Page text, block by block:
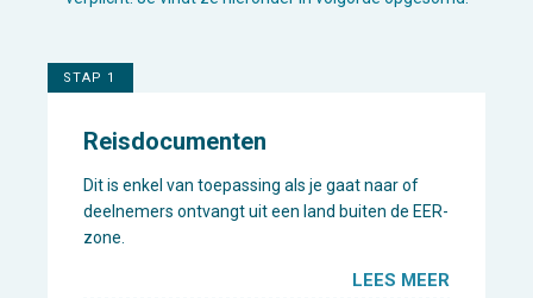
STAP 1
Reisdocumenten
Dit is enkel van toepassing als je gaat naar of
deelnemers ontvangt uit een land buiten de EER-
zone.
LEES MEER